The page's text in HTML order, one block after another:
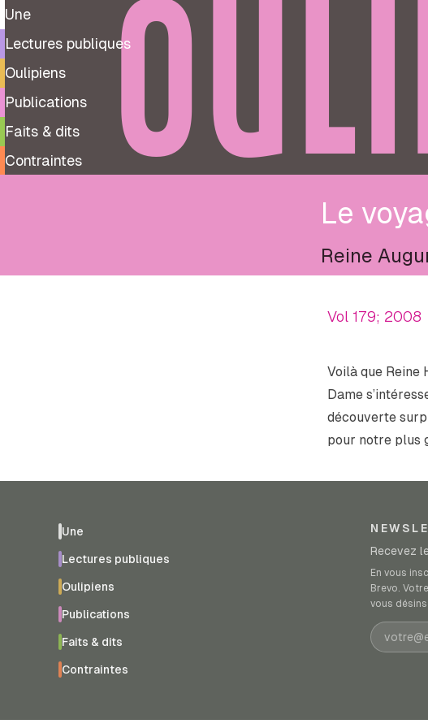
Une
Lectures publiques
Oulipiens
Publications
Faits & dits
Contraintes
Le
Reine
Vol 179; 2008
Voilà que Reine
Dame
découverte
pour notre plus
Une
Lectures publiques
Oulipiens
Publications
Faits & dits
Contraintes
Recevez
En vous
Brevo.
vous
Adresse